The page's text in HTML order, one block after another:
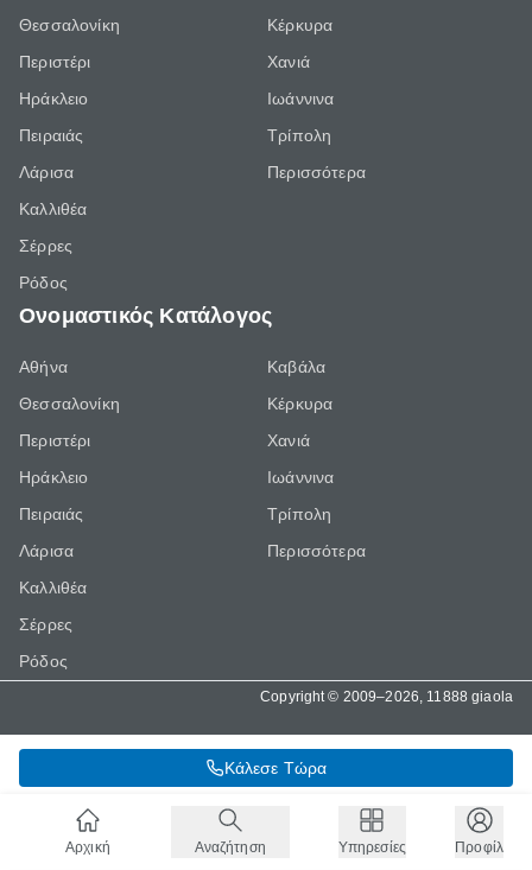
Κάλεσε Τώρα
Θεσσαλονίκη
Περιστέρι
Ηράκλειο
Πειραιάς
Λάρισα
Καλλιθέα
Σέρρες
Ρόδος
Κέρκυρα
Χανιά
Ιωάννινα
Τρίπολη
Περισσότερα
Ονομαστικός Κατάλογος
Αθήνα
Θεσσαλονίκη
Περιστέρι
Ηράκλειο
Πειραιάς
Λάρισα
Καλλιθέα
Σέρρες
Ρόδος
Καβάλα
Κέρκυρα
Χανιά
Ιωάννινα
Τρίπολη
Περισσότερα
Copyright © 2009–2026, 11888 giaola
Αρχική Αναζήτηση Υπηρεσίες Προφίλ